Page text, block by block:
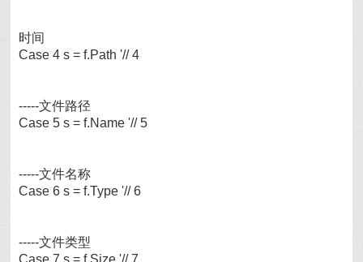
时间
Case 4 s = f.Path '// 4
-----文件路径
Case 5 s = f.Name '// 5
-----文件名称
Case 6 s = f.Type '// 6
-----文件类型
Case 7 s = f.Size '// 7